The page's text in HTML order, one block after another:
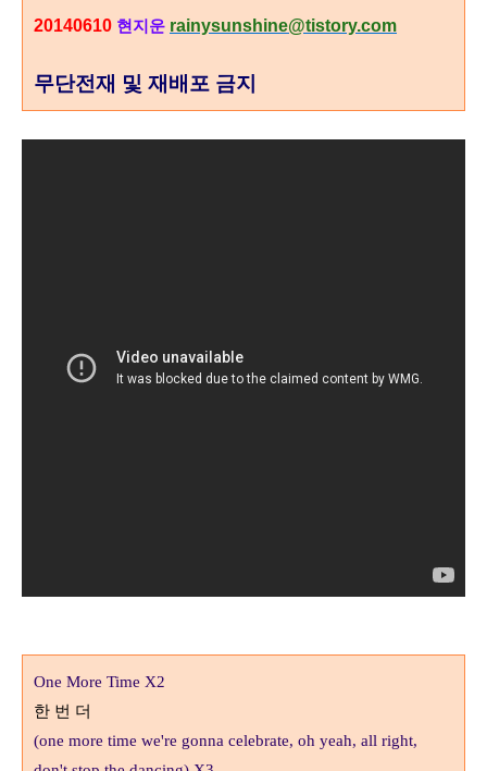
20140610 현지운 rainysunshine@tistory.com
무단전재 및 재배포 금지
One More Time X2
한 번 더
(one more time we're gonna celebrate, oh yeah, all right,